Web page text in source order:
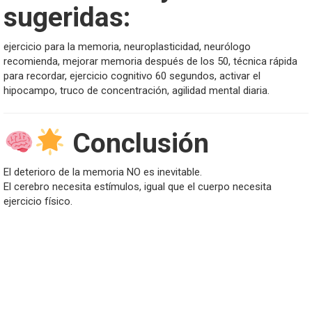
sugeridas:
ejercicio para la memoria, neuroplasticidad, neurólogo
recomienda, mejorar memoria después de los 50, técnica rápida
para recordar, ejercicio cognitivo 60 segundos, activar el
hipocampo, truco de concentración, agilidad mental diaria.
Conclusión
El deterioro de la memoria NO es inevitable.
El cerebro necesita estímulos, igual que el cuerpo necesita
ejercicio físico.